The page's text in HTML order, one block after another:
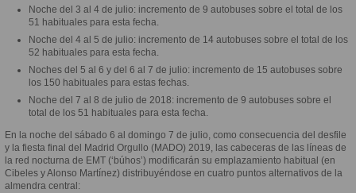
Noche del 3 al 4 de julio: incremento de 9 autobuses sobre el total de los
51 habituales para esta fecha.
Noche del 4 al 5 de julio: incremento de 14 autobuses sobre el total de los
52 habituales para esta fecha.
Noches del 5 al 6 y del 6 al 7 de julio: incremento de 15 autobuses sobre
los 150 habituales para estas fechas.
Noche del 7 al 8 de julio de 2018: incremento de 9 autobuses sobre el
total de los 51 habituales para esta fecha.
En la noche del sábado 6 al domingo 7 de julio, como consecuencia del desfile
y la fiesta final del Madrid Orgullo (MADO) 2019, las cabeceras de las líneas de
la red nocturna de EMT (‘búhos’) modificarán su emplazamiento habitual (en
Cibeles y Alonso Martínez) distribuyéndose en cuatro puntos alternativos de la
almendra central: